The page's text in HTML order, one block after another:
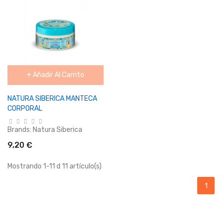
+ Añadir Al Carrito
NATURA SIBERICA MANTECA
CORPORAL
Brands: Natura Siberica
9,20 €
Mostrando 1-11 d 11 artículo(s)
1